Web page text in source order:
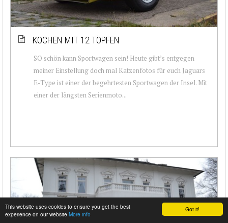
Got it!
This website uses cookies to ensure you get the best
experience on our website More info
KOCHEN MIT 12 TÖPFEN
SO schön kann Sportwagen sein! Heute gibt’s entgegen
meiner Einstellung doch mal Katzenfotos für euch Jaguars
E-Type ist einer der begehrtesten Sportwagen der Insel. Mit
einer der längsten Serienmoto...